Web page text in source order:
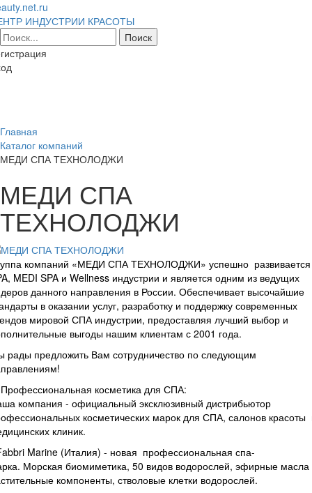
ИНДУСТРИИ КРАСОТЫ
Главная
Каталог компаний
МЕДИ СПА ТЕХНОЛОДЖИ
МЕДИ СПА
ТЕХНОЛОДЖИ
компаний «МЕДИ СПА ТЕХНОЛОДЖИ» успешно развивается
MEDI SPA и Wellness индустрии и является одним из ведущих
данного направления в России. Обеспечивает высочайшие
в оказании услуг, разработку и поддержку современных
мировой СПА индустрии, предоставляя лучший выбор и
выгоды нашим клиентам с 2001 года.
рады предложить Вам сотрудничество по следующим
косметика для СПА:
компания - официальный эксклюзивный дистрибьютор
косметических марок для СПА, салонов красоты
клиник.
Marine (Италия) - новая профессиональная спа-
Морская биомиметика, 50 видов водорослей, эфирные масла
компоненты, стволовые клетки водорослей.